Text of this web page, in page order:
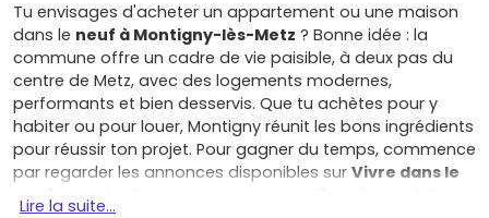
Tu envisages d'acheter un appartement ou une maison
dans le neuf à Montigny-lès-Metz ? Bonne idée : la
commune offre un cadre de vie paisible, à deux pas du
centre de Metz, avec des logements modernes,
performants et bien desservis. Que tu achètes pour y
habiter ou pour louer, Montigny réunit les bons ingrédients
pour réussir ton projet. Pour gagner du temps, commence
par regarder les annonces disponibles sur Vivre dans le
neuf et repère les programmes qui collent à tes critères.
Lire la suite...